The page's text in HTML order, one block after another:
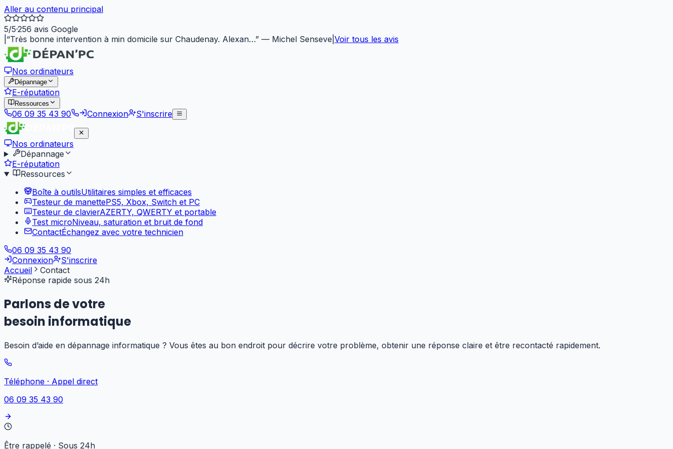
Aller au contenu principal
5/5·256 avis Google
“Très bonne intervention à min domicile sur Chaudenay. Alexan…” — Michel Senseve Voir tous les avis
Nos ordinateurs
Dépannage
E-réputation
Ressources
06 09 35 43 90 Connexion S'inscrire
Nos ordinateurs
Dépannage
E-réputation
Ressources
Boîte à outilsUtilitaires simples et efficaces
Testeur de manettePS5, Xbox, Switch et PC
Testeur de clavierAZERTY, QWERTY et portable
Test microNiveau, saturation et bruit de fond
ContactÉchangez avec votre technicien
06 09 35 43 90
Connexion
S'inscrire
Accueil
Contact
Réponse rapide sous 24h
Parlons de votre
besoin informatique
Besoin d’aide en dépannage informatique ? Vous êtes au bon endroit pour décrire votre problème, obtenir une réponse claire et être recontacté rapidement.
Téléphone · Appel direct
06 09 35 43 90
Être rappelé · Sous 24h